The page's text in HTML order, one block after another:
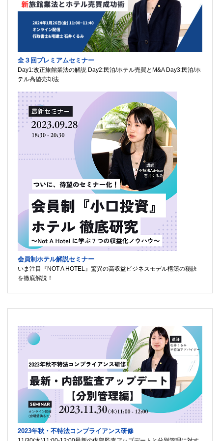
全３回プレミアムセミナー
Day1:改正旅館業法の解説 Day2:民泊/ホテル売買とM&A Day3:民泊/ホ
テル高値売却法
会員制ホテル解説セミナー
いま注目『NOT A HOTEL』驚異の高収益ビジネスモデル構築の秘訣
を徹底解説！
2023年秋・不特法コンプライアンス研修